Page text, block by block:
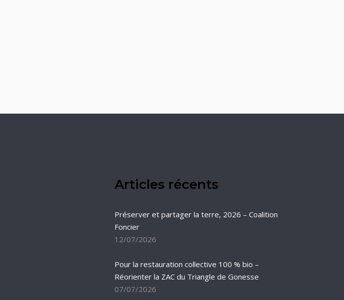
Articles récents
Préserver et partager la terre, 2026 – Coalition
Foncier
12/07/2026
Pour la restauration collective 100 % bio –
Réorienter la ZAC du Triangle de Gonesse
07/07/2026